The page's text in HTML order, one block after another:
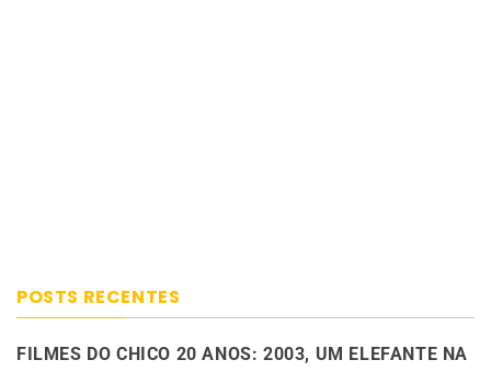
POSTS RECENTES
FILMES DO CHICO 20 ANOS: 2003, UM ELEFANTE NA